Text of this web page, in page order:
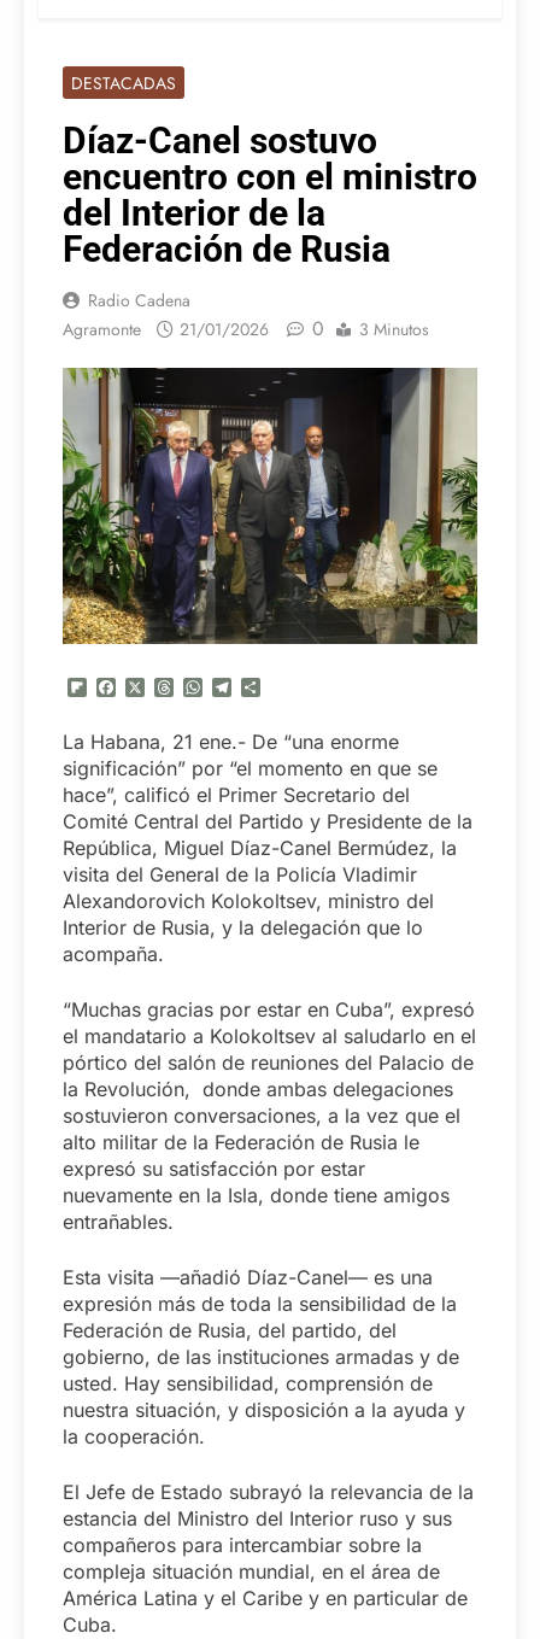
DESTACADAS
Díaz-Canel sostuvo
encuentro con el ministro
del Interior de la
Federación de Rusia
Radio Cadena
Agramonte
21/01/2026 0 3 Minutos
Flipboard
Facebook
X Threads
WhatsApp
Telegram
La Habana, 21 ene.- De “una enorme
significación” por “el momento en que se
hace”, calificó el Primer Secretario del
Comité Central del Partido y Presidente de la
República, Miguel Díaz-Canel Bermúdez, la
visita del General de la Policía Vladimir
Alexandorovich Kolokoltsev, ministro del
Interior de Rusia, y la delegación que lo
acompaña.
“Muchas gracias por estar en Cuba”, expresó
el mandatario a Kolokoltsev al saludarlo en el
pórtico del salón de reuniones del Palacio de
la Revolución, donde ambas delegaciones
sostuvieron conversaciones, a la vez que el
alto militar de la Federación de Rusia le
expresó su satisfacción por estar
nuevamente en la Isla, donde tiene amigos
entrañables.
Esta visita —añadió Díaz-Canel— es una
expresión más de toda la sensibilidad de la
Federación de Rusia, del partido, del
gobierno, de las instituciones armadas y de
usted. Hay sensibilidad, comprensión de
nuestra situación, y disposición a la ayuda y
la cooperación.
El Jefe de Estado subrayó la relevancia de la
estancia del Ministro del Interior ruso y sus
compañeros para intercambiar sobre la
compleja situación mundial, en el área de
América Latina y el Caribe y en particular de
Cuba.